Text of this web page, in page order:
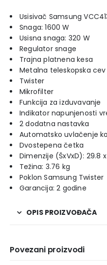
Usisivač Samsung
Snaga: 1600 W
Usisna snaga: 320 W
Regulator snage
Trajna platnena kesa
Metalna teleskopska cev
Twister
Mikrofilter
Funkcija za izduvavanje
Indikator napunjenosti
2 dodatna nastavka
Automatsko uvlačenje
Dvostepena četka
Dimenzije (ŠxVxD): 29.8
Težina: 3.76 kg
Poklon Samsung Twister
Garancija: 2 godine
OPIS PROIZVOĐAČA
Povezani proizvodi